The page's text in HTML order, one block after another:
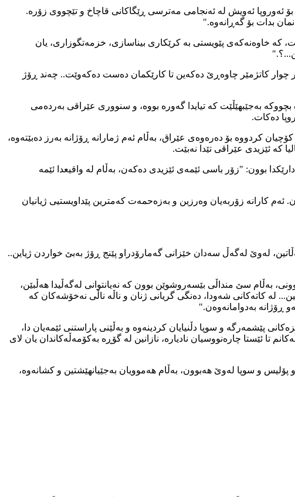
ئەوروپا ئەویش لە ئەنجامی مەترسی ڕێگاکانی قاچاخ و تێچووی زۆرە.
بدات بۆ گەڕانەوە."
کە خاوەنەکەی پێویستی بە کرێکاری بیناسازی، خزمەتگوزاری، یان
چوار کاتژمێر چاوەڕێ دەکەین تا کارێکمان دەست دەکەوێت.. چەند ڕۆژ
بەجێبهێڵێت کە تیایدا گەورە بووە، و سنووری عێراقی بەردەمی
دەکات.
لە ساڵەکانی سەرەتای دوای هێرشی داعش و ئاوارەبوونە مەزنەکەیان، زیاتر لە 120 هەزار ئێزیدی کۆچیان کردووە بۆ دەرەوەی عێراق، بەڵام ئەم ژمارانە ڕۆژانە بەرز دەبێتەوە،
کە ئێزیدی عێراقی تێدا نەبێت.
بوون: "زۆر باسی ئێمەی ئێزیدی دەکەن، بەڵام لە واقیعدا ئێمە
کارانە زۆربەیان وەرزین و بەزەحمەت کەمترین پێداویستیی ژیانیان
هەڵاتین، لەوێ لەگەڵ سەدان خێزانی گەمارۆدراو پێنج ڕۆژ بەبێ خواردن ژیاین..
بەڵام سێ منداڵی بێسەروشوێن بوون کە نەیانتوانی لەگەڵیدا هەڵبێن،
لە کاتەکانی شەودا، دەنگی گریانی ژنان و ناڵە ناڵی نەخۆشەکان کە
ڕۆژانە بەدوامانەوەن."
سەری سپی بووە، دەشڵێت: دوای کەوتنی تەلعەفەر (75 کم لە موسڵەوە) بە دەستی ڕێکخراوەکە (حوزەیرانی 2014)، هێزەکانی پێشمەرگە و سوپا دڵنیایان کردینەوە و بەڵێنی پاراستنی ئێمەیان دا،
ئێستا چارەنووسیان نادیارە، نازانین لە گۆڕە بەکۆمەڵەکاندان یان لای
و سوپا لەوێ هەبوون، بەڵام هەموویان بەجێیانهێشتین و کشانەوە،